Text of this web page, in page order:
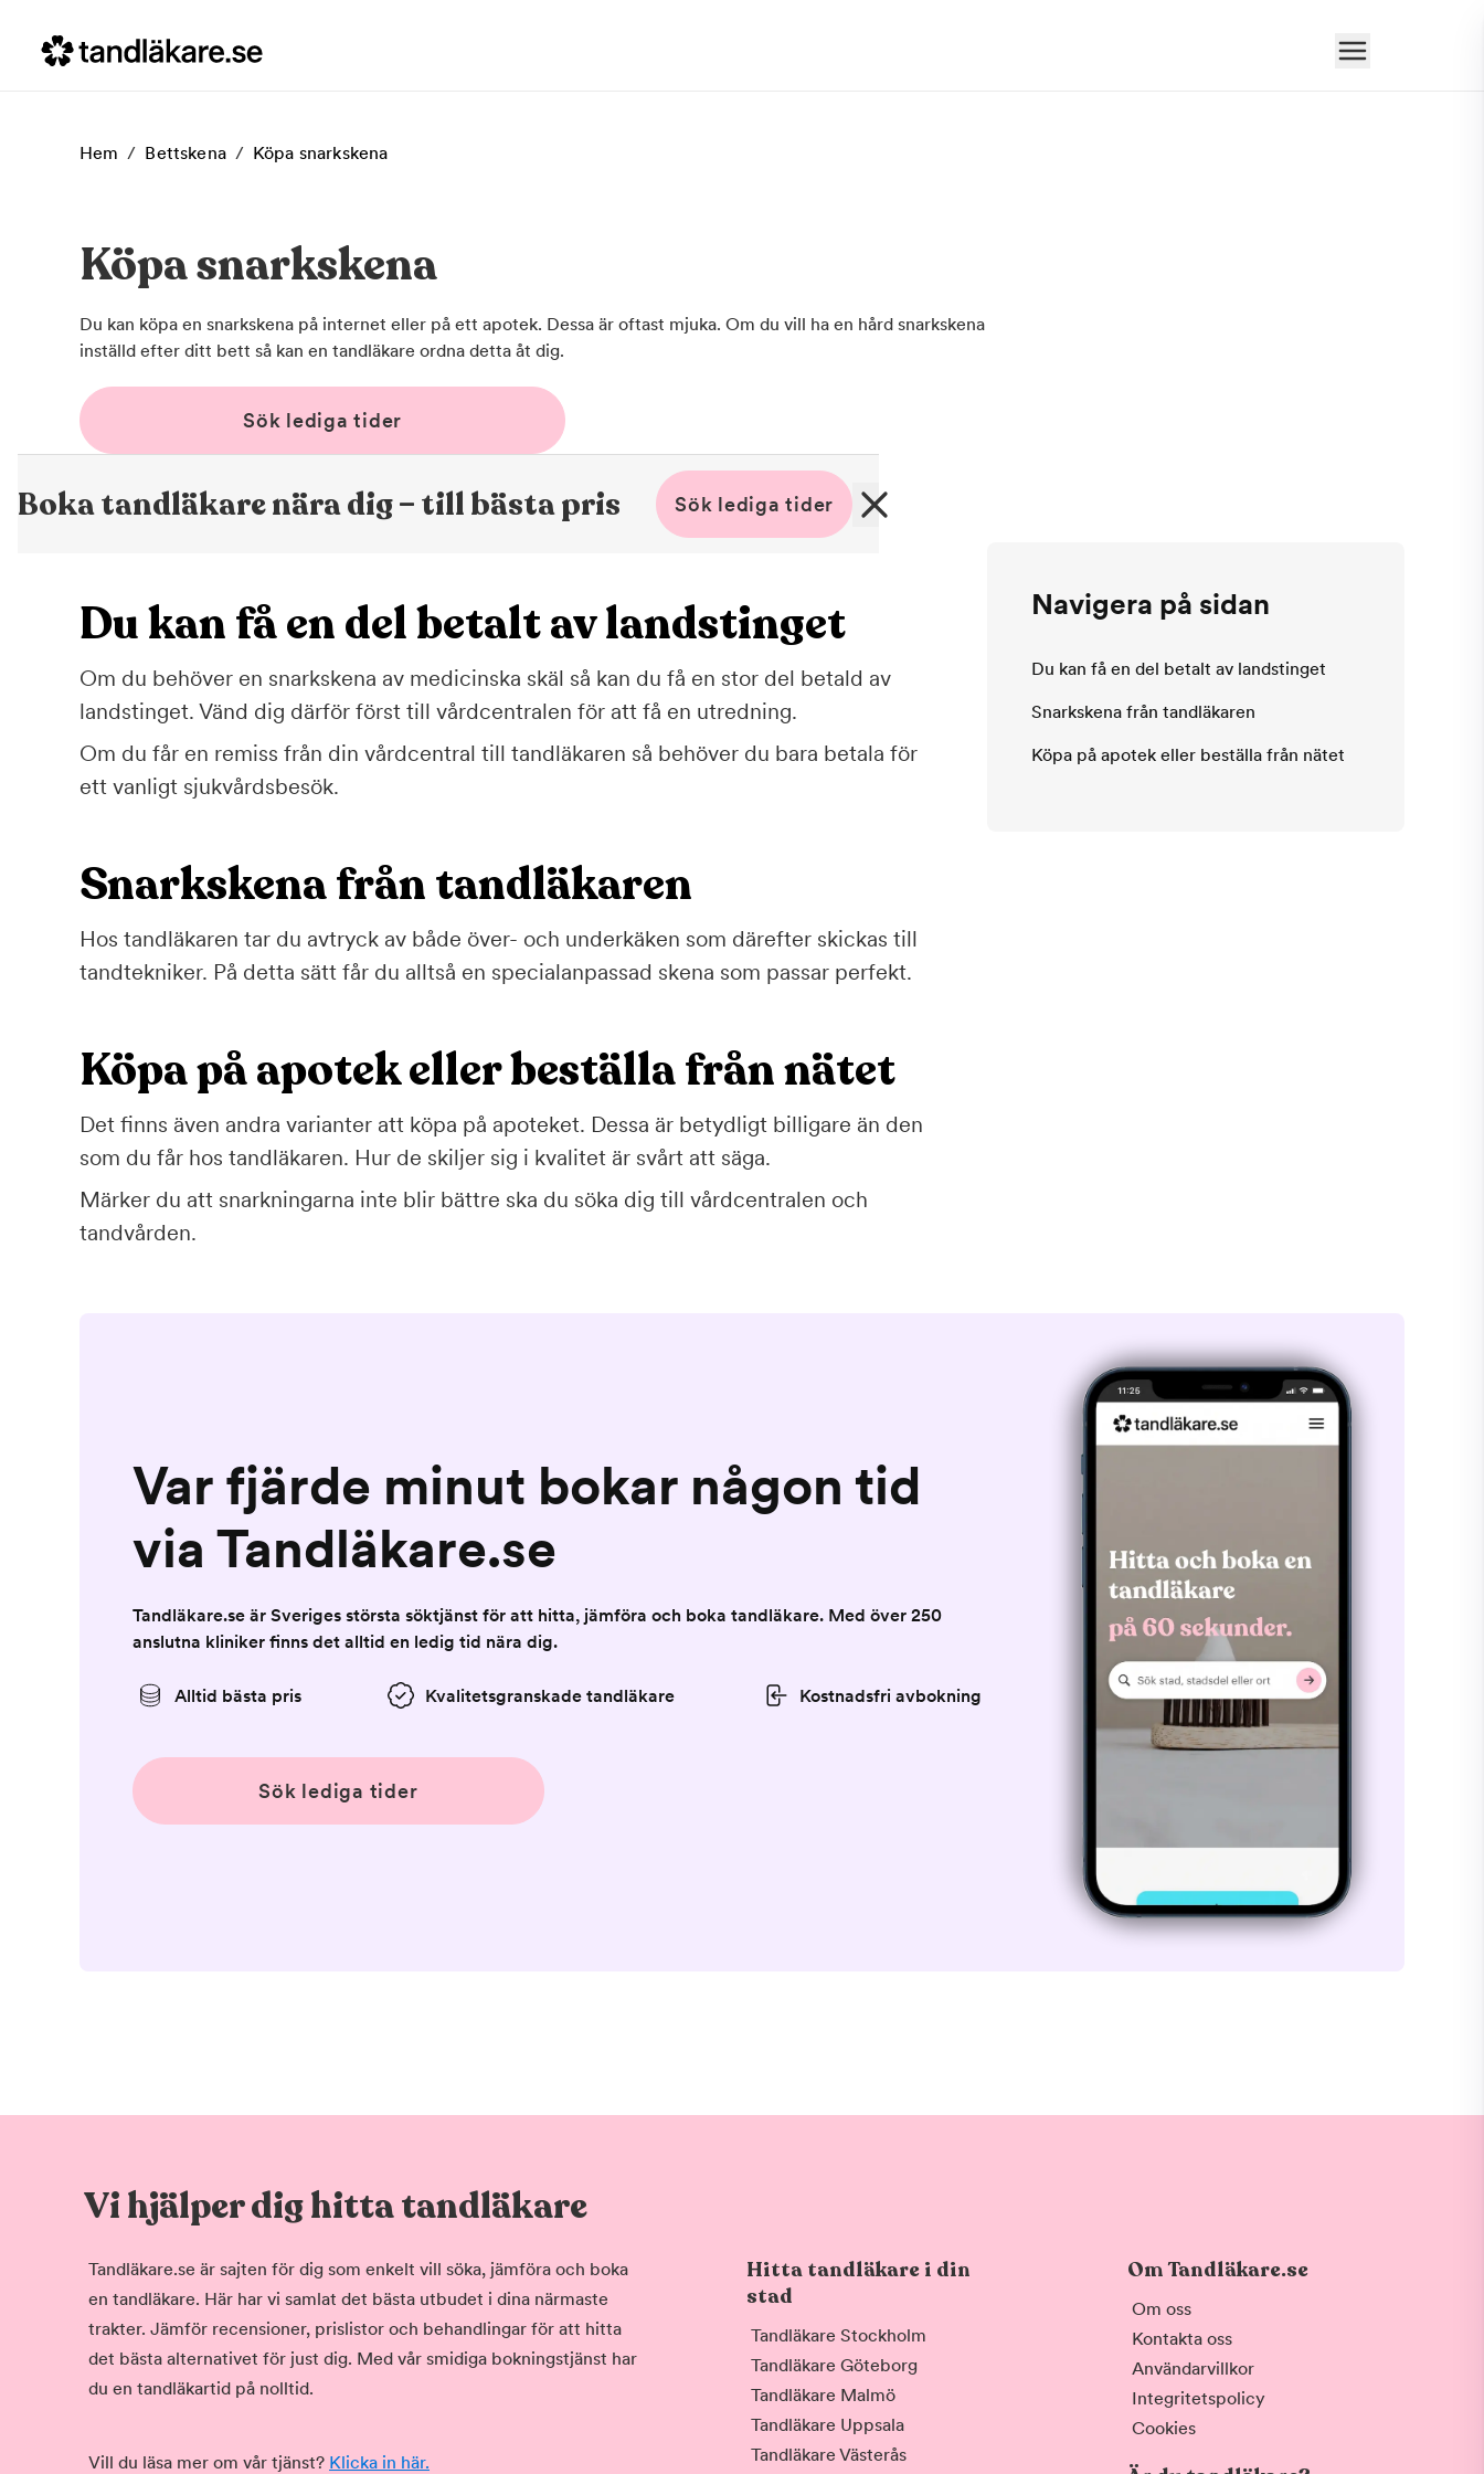
Hem / Bettskena / Köpa snarkskena
Köpa snarkskena
Du kan köpa en snarkskena på internet eller på ett apotek. Dessa är oftast mjuka. Om du vill ha en hård snarkskena
inställd efter ditt bett så kan en tandläkare ordna detta åt dig.
Sök lediga tider
Boka tandläkare nära dig – till bästa pris Sök lediga tider
Du kan få en del betalt av landstinget
Om du behöver en snarkskena av medicinska skäl så kan du få en stor del betald av
landstinget. Vänd dig därför först till vårdcentralen för att få en utredning.
Om du får en remiss från din vårdcentral till tandläkaren så behöver du bara betala för
ett vanligt sjukvårdsbesök.
Snarkskena från tandläkaren
Hos tandläkaren tar du avtryck av både över- och underkäken som därefter skickas till
tandtekniker. På detta sätt får du alltså en specialanpassad skena som passar perfekt.
Köpa på apotek eller beställa från nätet
Det finns även andra varianter att köpa på apoteket. Dessa är betydligt billigare än den
som du får hos tandläkaren. Hur de skiljer sig i kvalitet är svårt att säga.
Märker du att snarkningarna inte blir bättre ska du söka dig till vårdcentralen och
tandvården.
Navigera på sidan
Du kan få en del betalt av landstinget
Snarkskena från tandläkaren
Köpa på apotek eller beställa från nätet
Var fjärde minut bokar någon tid
via Tandläkare.se
Tandläkare.se är Sveriges största söktjänst för att hitta, jämföra och boka tandläkare. Med över 250
anslutna kliniker finns det alltid en ledig tid nära dig.
Alltid bästa pris Kvalitetsgranskade tandläkare Kostnadsfri avbokning
Sök lediga tider
Vi hjälper dig hitta tandläkare
Tandläkare.se är sajten för dig som enkelt vill söka, jämföra och boka
en tandläkare. Här har vi samlat det bästa utbudet i dina närmaste
trakter. Jämför recensioner, prislistor och behandlingar för att hitta
det bästa alternativet för just dig. Med vår smidiga bokningstjänst har
du en tandläkartid på nolltid.
Vill du läsa mer om vår tjänst? Klicka in här.
Hitta tandläkare i din
stad
Tandläkare Stockholm
Tandläkare Göteborg
Tandläkare Malmö
Tandläkare Uppsala
Tandläkare Västerås
Om Tandläkare.se
Om oss
Kontakta oss
Användarvillkor
Integritetspolicy
Cookies